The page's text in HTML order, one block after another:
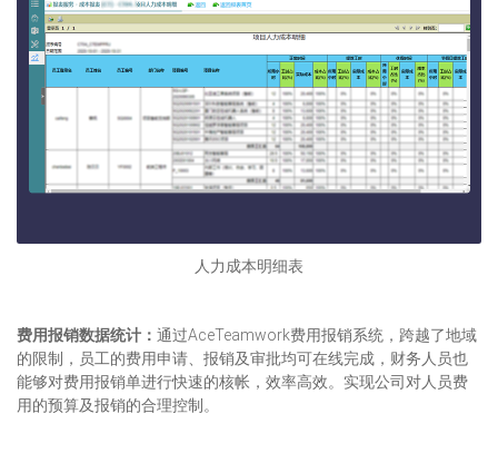
人力成本明细表
费用报销数据统计： 通过AceTeamwork费用报销系统，跨越了地域
的限制，员工的费用申请、报销及审批均可在线完成，财务人员也
能够对费用报销单进行快速的核帐，效率高效。实现公司对人员费
用的预算及报销的合理控制。